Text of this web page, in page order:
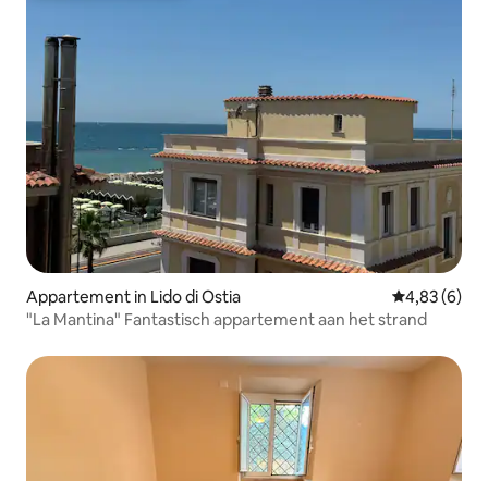
Appartement in Lido di Ostia Gemiddelde
4,83 (6)
"La Mantina" Fantastisch appartement aan het strand